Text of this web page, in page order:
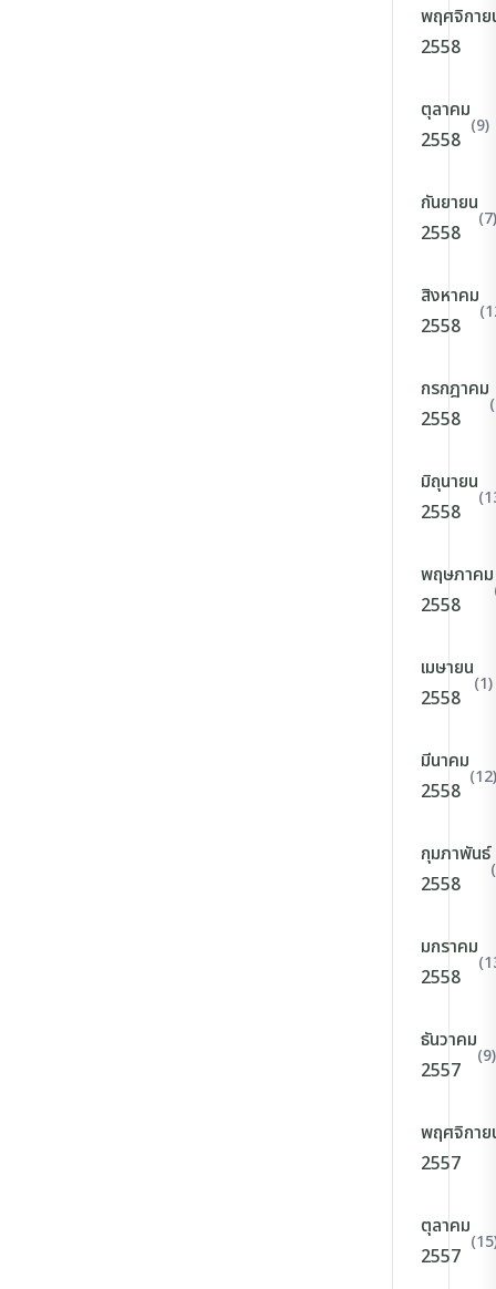
พฤศจิกาย
2558
ตุลาคม
2558
(9)
กันยายน
2558
(7)
สิงหาคม
2558
กรกฎาคม
2558
มิถุนายน
2558
พฤษภาคม
2558
เมษายน
2558
(1)
มีนาคม
2558
(12)
กุมภาพันธ์
2558
มกราคม
2558
ธันวาคม
2557
(9)
พฤศจิกาย
2557
ตุลาคม
2557